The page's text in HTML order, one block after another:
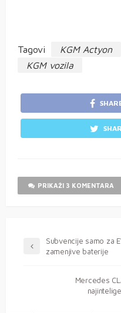
Tagovi KGM Actyon
KGM vozila
PRIKAŽI 3 KOMENTARA
Subvencije samo za
zamenjive baterije
Mercedes